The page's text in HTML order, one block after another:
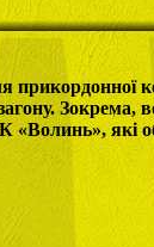
прикордонної
Зокрема,
які